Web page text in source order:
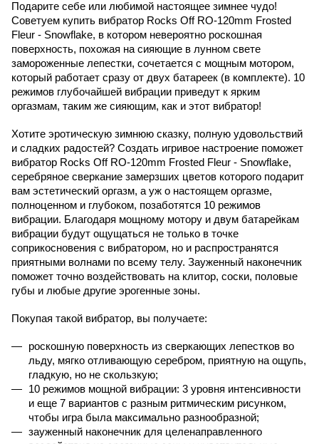
Подарите себе или любимой настоящее зимнее чудо!
Советуем купить вибратор Rocks Off RO-120mm Frosted
Fleur - Snowflake, в котором невероятно роскошная
поверхность, похожая на сияющие в лунном свете
замороженные лепестки, сочетается с мощным мотором,
который работает сразу от двух батареек (в комплекте). 10
режимов глубочайшей вибрации приведут к ярким
оргазмам, таким же сияющим, как и этот вибратор!
Хотите эротическую зимнюю сказку, полную удовольствий
и сладких радостей? Создать игривое настроение поможет
вибратор Rocks Off RO-120mm Frosted Fleur - Snowflake,
серебряное сверкание замерзших цветов которого подарит
вам эстетический оргазм, а уж о настоящем оргазме,
полноценном и глубоком, позаботятся 10 режимов
вибрации. Благодаря мощному мотору и двум батарейкам
вибрации будут ощущаться не только в точке
соприкосновения с вибратором, но и распространятся
приятными волнами по всему телу. Зауженный наконечник
поможет точно воздействовать на клитор, соски, половые
губы и любые другие эрогенные зоны.
Покупая такой вибратор, вы получаете:
роскошную поверхность из сверкающих лепестков во
льду, мягко отливающую серебром, приятную на ощупь,
гладкую, но не скользкую;
10 режимов мощной вибрации: 3 уровня интенсивности
и еще 7 вариантов с разным ритмическим рисунком,
чтобы игра была максимально разнообразной;
зауженный наконечник для целенаправленного